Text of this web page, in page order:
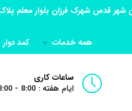
همه خدمات
کمد دوار
ساعات کاری
ایام هفته : 8:00 - 18:00